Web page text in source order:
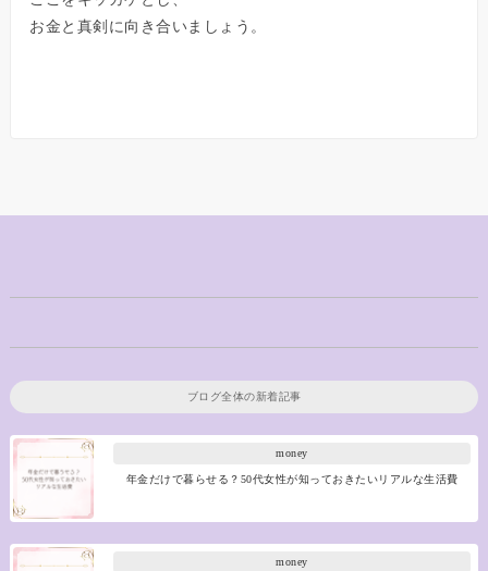
お金と真剣に向き合いましょう。
ブログ全体の新着記事
money
年金だけで暮らせる？50代女性が知っておきたいリアルな生活費
money